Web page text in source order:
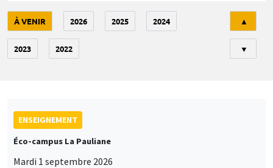
À VENIR 2026 2025 2024
2023 2022
▲
▼
ENSEIGNEMENT
Éco-campus La Pauliane
Mardi 1 septembre 2026